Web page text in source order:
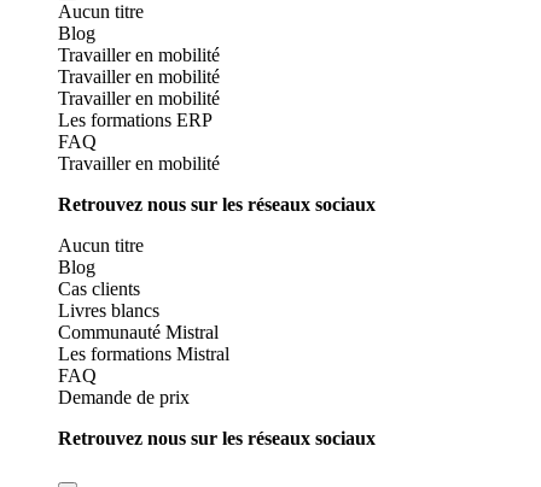
Aucun titre
Blog
Travailler en mobilité
Travailler en mobilité
Travailler en mobilité
Les formations ERP
FAQ
Travailler en mobilité
Retrouvez nous sur les réseaux sociaux
Aucun titre
Blog
Cas clients
Livres blancs
Communauté Mistral
Les formations Mistral
FAQ
Demande de prix
Retrouvez nous sur les réseaux sociaux